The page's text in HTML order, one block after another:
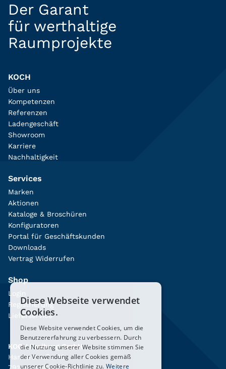
Der Garant
für werthaltige
Raumprojekte
KOCH
Über uns
Kompetenzen
Referenzen
Ladengeschäft
Showroom
Karriere
Nachhaltigkeit
Services
Marken
Aktionen
Kataloge & Broschüren
Konfiguratoren
Portal für Geschäftskunden
Downloads
Vertrag Widerrufen
Shop
Login
Registrierung
Lieferservice
KOCH Freiburg GmbH
Hanferstraße 26
Diese Webseite verwendet
Cookies.
Diese Website verwendet Cookies, um die
Benutzererfahrung zu verbessern. Durch
die Nutzung unserer Website stimmen Sie
der Verwendung aller Cookies gemäß
unserer Cookie-Richtlinie zu.Weitere